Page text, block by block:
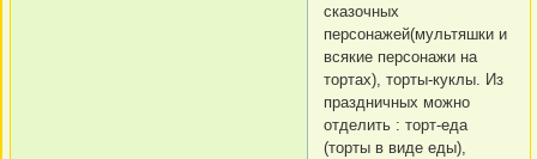
сказочных
персонажей(мультяшки и
всякие персонажи на
тортах), торты-куклы. Из
праздничных можно
отделить : торт-еда
(торты в виде еды),